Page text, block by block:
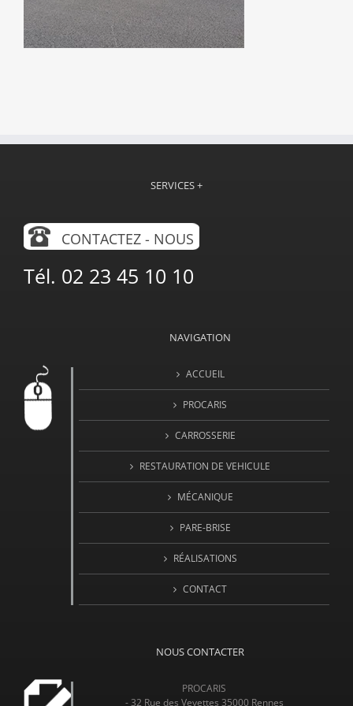
SERVICES +
CONTACTEZ - NOUS
Tél. 02 23 45 10 10
NAVIGATION
ACCUEIL
PROCARIS
CARROSSERIE
RESTAURATION DE VEHICULE
MÉCANIQUE
PARE-BRISE
RÉALISATIONS
CONTACT
NOUS CONTACTER
PROCARIS
- 32 Rue des Veyettes 35000 Rennes